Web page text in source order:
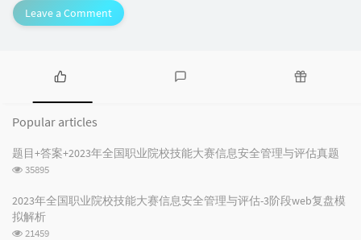
Leave a Comment
P
p
u
l
r
e
s
c
o
d
o
Popular articles
题目+答案+2023年全国职业院校技能大赛信息安全管理与评估真题
浏
次
数:
35895
2023年全国职业院校技能大赛信息安全管理与评估-3阶段web复盘模
拟解析
浏
21459